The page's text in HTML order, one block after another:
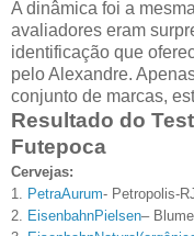
A dinâmica foi a
avaliadores eram
identificação que
pelo Alexandre.
conjunto de marcas,
Resultado do
Futepoca
Cervejas:
1. PetraAurum- Petropolis-
2. EisenbahnPielsen–